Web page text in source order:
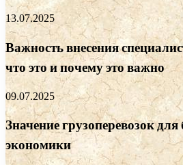
13.07.2025
Важность внесения
что это и почему это важно
09.07.2025
Значение грузоперевозок для
экономики